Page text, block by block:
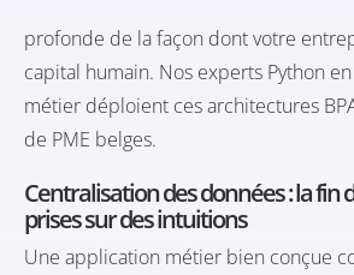
profonde de la façon dont votre
capital humain. Nos experts Python
métier déploient ces architectures
de PME belges.
Centralisation des données : la fin
prises sur des intuitions
Une application métier bien conçue